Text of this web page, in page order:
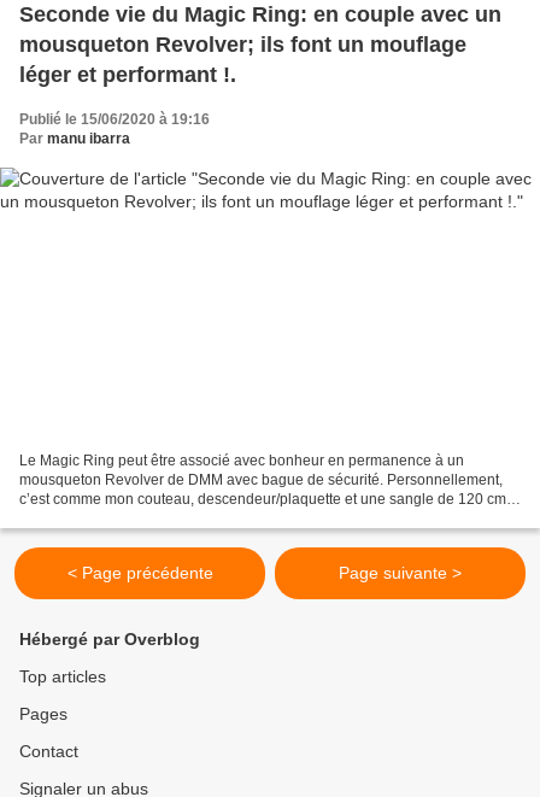
Seconde vie du Magic Ring: en couple avec un
mousqueton Revolver; ils font un mouflage
léger et performant !.
Publié le 15/06/2020 à 19:16
Par manu ibarra
Le Magic Ring peut être associé avec bonheur en permanence à un
mousqueton Revolver de DMM avec bague de sécurité. Personnellement,
c’est comme mon couteau, descendeur/plaquette et une sangle de 120 cm
< Page précédente Page suivante >
Hébergé par Overblog
Top articles
Pages
Contact
Signaler un abus